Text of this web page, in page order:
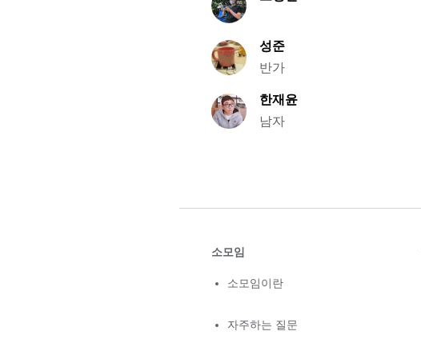
성준
반가
한재윤
남자
소모임
소모임이란
자주하는 질문